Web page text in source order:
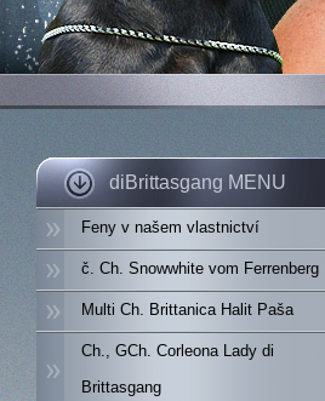
diBrittasgang MENU
Feny v našem vlastnictví
č. Ch. Snowwhite vom Ferrenberg
Multi Ch. Brittanica Halit Paša
Ch., GCh. Corleona Lady di
Brittasgang